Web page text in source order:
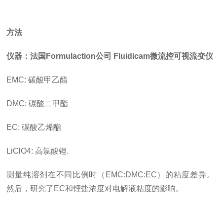
方法
仪器：法国Formulaction公司 Fluidicam微流控可视流变仪
EMC: 碳酸甲乙酯
DMC: 碳酸二甲酯
EC: 碳酸乙烯酯
LiClO4: 高氯酸锂.
测量纯溶剂在不同比例时（EMC:DMC:EC）的粘度差异。
然后，研究了EC和锂盐浓度对电解液粘度的影响。